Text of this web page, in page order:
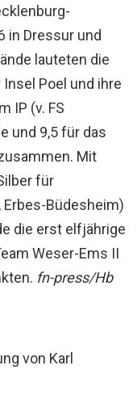
in Dressur und
lauteten die
Poel und ihre
IP (v. FS
und 9,5 für das
Mit
für
Erbes-Büdesheim)
die erst elfjährige
Weser-Ems II
fn-press/Hb
von Karl